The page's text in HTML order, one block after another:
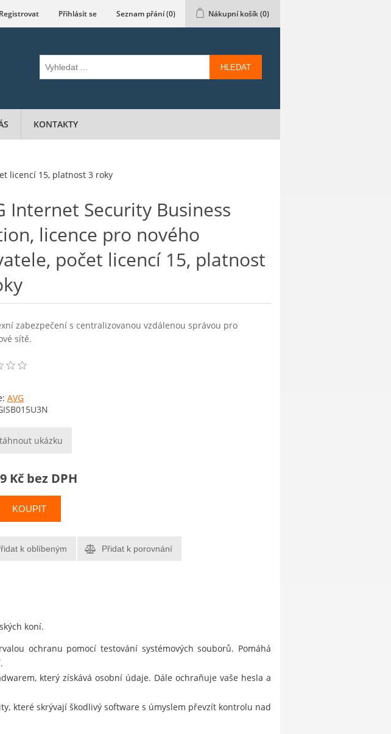
Registrovat Přihlásit se Seznam přání(0) Nákupní košík(0)
HLEDAT
KONTAKTY
licencí 15, platnost 3 roky
Internet Security Business
licence pro nového
počet licencí 15, platnost
zabezpečení s centralizovanou vzdálenou správou pro
sítě.
AVG
ukázku
Kč bez DPH
KOUPIT
k oblíbeným Přidat k porovnání
koní.
ochranu pomocí testování systémových souborů. Pomáhá
který získává osobní údaje. Dále ochraňuje vaše hesla a
které skrývají škodlivý software s úmyslem převzít kontrolu nad